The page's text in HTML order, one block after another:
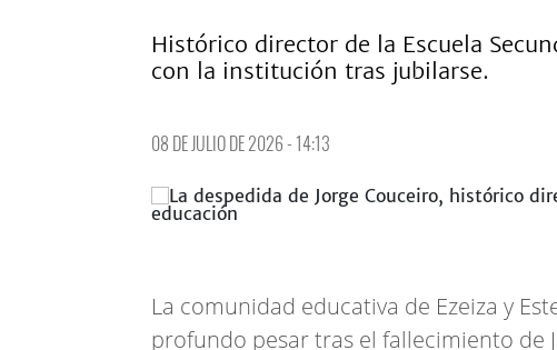
Histórico director de la Escuela
con la institución tras jubilarse.
08 DE JULIO DE 2026 - 14:13
La comunidad educativa de Ezeiza y
profundo pesar tras el fallecimiento de